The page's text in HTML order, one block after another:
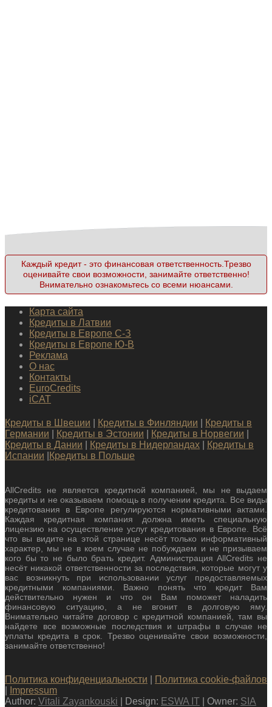
Каждый кредит - это финансовая ответственность.Трезво
оценивайте свои возможности, занимайте ответственно!
Внимательно ознакомьтесь со всеми нюансами.
Карта сайта
Кредиты в Латвии
Кредиты в Европе С-З
Кредиты в Европе Ю-В
Реклама
О нас
Контакты
EuroCredits
iCAT
Кредиты в Швеции Кредиты в Финляндии
Кредиты в
Германии
Кредиты в Эстонии Кредиты в Норвегии
Кредиты в Дании
Кредиты в Нидерландах
Кредиты в
Испании
Кредиты в Польше
AllCredits не является кредитной компанией, мы не выдаем
кредиты и не оказываем помощь в получении кредита. Все виды
кредитования в Европе регулируются нормативными актами.
Каждая кредитная компания должна иметь специальную
лицензию на осуществление услуг кредитования в Европе. Всё
что вы видите на этой странице несёт только информативный
характер, мы не в коем случае не побуждаем и не призываем
кого бы то не было брать кредит. Администрация AllCredits не
несёт никакой ответственности за последствия, которые могут у
вас возникнуть при использовании услуг предоставляемых
кредитными компаниями. Важно понять что кредит Вам
действительно нужен и что он Вам поможет наладить
финансовую ситуацию, а не вгонит в долговую яму.
Внимательно читайте договор с кредитной компанией, там вы
найдете все возможные последствия и штрафы в случае не
уплаты кредита в срок. Трезво оценивайте свои возможности,
занимайте ответственно!
Политика конфиденциальности
Политика cookie-файлов
Impressum
Author: Vitali Zayankouski | Design: ESWA IT | Owner: SIA